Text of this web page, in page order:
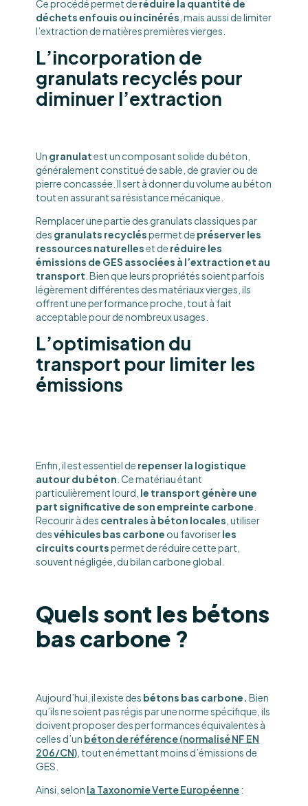
Ce procédé permet de réduire la quantité de
déchets enfouis ou incinérés , mais aussi de limiter
l’extraction de matières premières vierges.
L’incorporation de
granulats recyclés pour
diminuer l’extraction
Un granulatest un composant solide du béton,
généralement constitué de sable, de gravier ou de
pierre concassée. Il sert à donner du volume au béton
tout en assurant sa résistance mécanique.
Remplacer une partie des granulats classiques par
des granulats recycléspermet de préserver les
ressources naturelleset de réduire les
émissions de GES associées à l’extraction et au
transport . Bien que leurs propriétés soient parfois
légèrement différentes des matériaux vierges, ils
offrent une performance proche, tout à fait
acceptable pour de nombreux usages.
L’optimisation du
transport pour limiter les
émissions
Enfin, il est essentiel de repenser la logistique
autour du béton . Ce matériau étant
particulièrement lourd, le transport génère une
part significative de son empreinte carbone
Recourir à des centrales à béton locales , utiliser
desvéhicules bas carbone ou favoriserles
circuits courtspermet de réduire cette part,
souvent négligée, du bilan carbone global.
Quels sont les bétons
bas carbone ?
Aujourd’hui, il existe des bétons bas carbone. Bien
qu’ils ne soient pas régis par une norme spécifique, ils
doivent proposer des performances équivalentes à
celles d’un béton de référence (normalisé NF EN
206/CN) , tout en émettant moins d’émissions de
GES.
Ainsi, selon la Taxonomie Verte Européenne: